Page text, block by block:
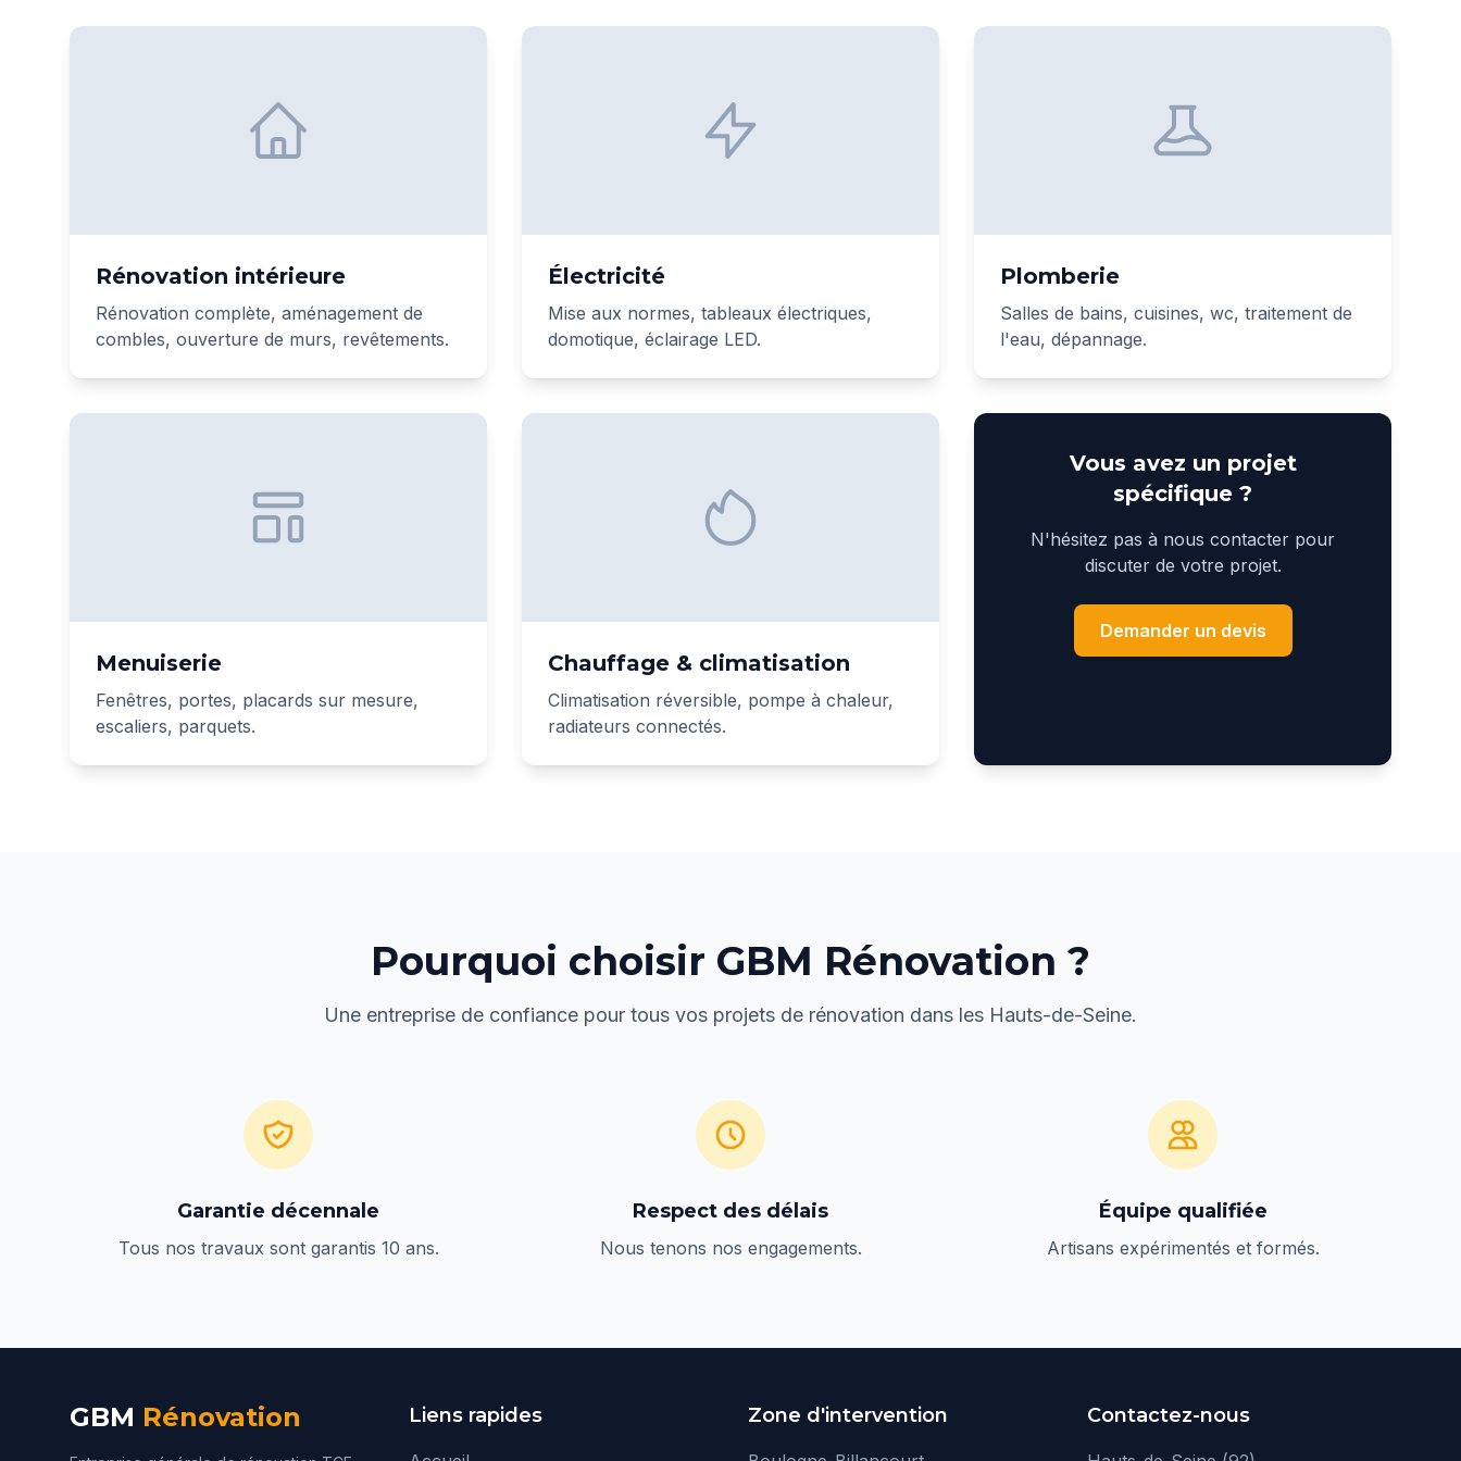
Rénovation intérieure
Rénovation complète, aménagement de
combles, ouverture de murs, revêtements.
Électricité
Mise aux normes, tableaux électriques,
domotique, éclairage LED.
Plomberie
Salles de bains, cuisines, wc, traitement de
l'eau, dépannage.
Menuiserie
Fenêtres, portes, placards sur mesure,
escaliers, parquets.
Chauffage & climatisation
Climatisation réversible, pompe à chaleur,
radiateurs connectés.
Vous avez un projet
spécifique ?
N'hésitez pas à nous contacter pour
discuter de votre projet.
Demander un devis
Pourquoi choisir GBM Rénovation ?
Une entreprise de confiance pour tous vos projets de rénovation dans les Hauts-de-Seine.
Garantie décennale
Tous nos travaux sont garantis 10 ans.
Respect des délais
Nous tenons nos engagements.
Équipe qualifiée
Artisans expérimentés et formés.
GBM Rénovation Liens rapides Zone d'intervention Contactez-nous